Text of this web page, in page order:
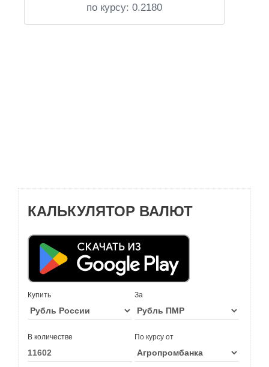
по курсу: 0.2180
КАЛЬКУЛЯТОР ВАЛЮТ
Купить За
В количестве По курсу от